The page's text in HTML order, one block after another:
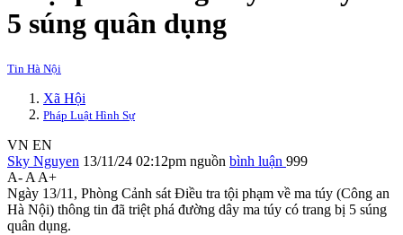
5 súng quân dụng
Tin Hà Nội
Xã Hội
Pháp Luật Hình Sự
VN EN
Sky Nguyen 13/11/24 02:12pm nguồn bình luận 999
A- A A+
Ngày 13/11, Phòng Cảnh sát Điều tra tội phạm về m‌a tú‌y (Công an
Hà Nội) thông tin đã triệt phá đường dây m‌a tú‌y có trang bị 5 súng
quân dụng.